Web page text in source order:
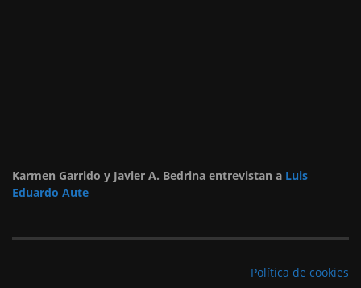
Karmen Garrido y Javier A. Bedrina entrevistan a Luis
Eduardo Aute
Política de cookies